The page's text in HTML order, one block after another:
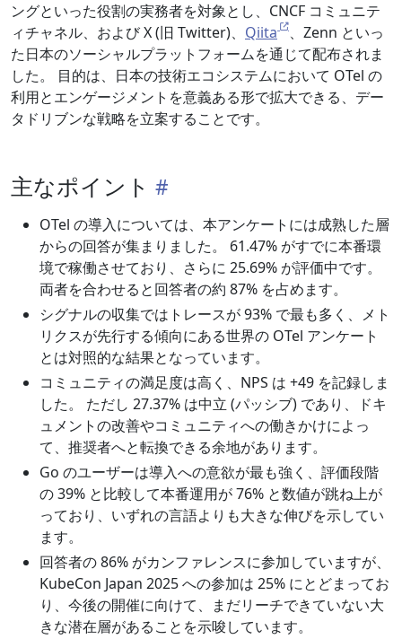
ングといった役割の実務者を対象とし、CNCF コミュニテ
ィチャネル、および X (旧 Twitter)、 Qiita
、Zenn といっ
た日本のソーシャルプラットフォームを通じて配布されま
した。 目的は、日本の技術エコシステムにおいて OTel の
利用とエンゲージメントを意義ある形で拡大できる、デー
タドリブンな戦略を立案することです。
主なポイント
OTel の導入については、本アンケートには成熟した層
からの回答が集まりました。 61.47% がすでに本番環
境で稼働させており、さらに 25.69% が評価中です。
両者を合わせると回答者の約 87% を占めます。
シグナルの収集ではトレースが 93% で最も多く、メト
リクスが先行する傾向にある世界の OTel アンケート
とは対照的な結果となっています。
コミュニティの満足度は高く、NPS は +49 を記録しま
した。 ただし 27.37% は中立 (パッシブ) であり、ドキ
ュメントの改善やコミュニティへの働きかけによっ
て、推奨者へと転換できる余地があります。
Go のユーザーは導入への意欲が最も強く、評価段階
の 39% と比較して本番運用が 76% と数値が跳ね上が
っており、いずれの言語よりも大きな伸びを示してい
ます。
回答者の 86% がカンファレンスに参加していますが、
KubeCon Japan 2025 への参加は 25% にとどまってお
り、今後の開催に向けて、まだリーチできていない大
きな潜在層があることを示唆しています。